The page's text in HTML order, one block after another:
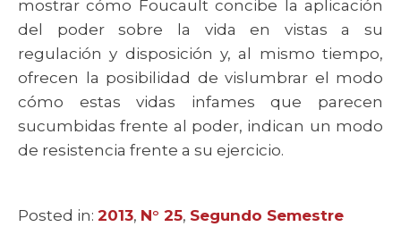
mostrar cómo Foucault concibe la aplicación
del poder sobre la vida en vistas a su
regulación y disposición y, al mismo tiempo,
ofrecen la posibilidad de vislumbrar el modo
cómo estas vidas infames que parecen
sucumbidas frente al poder, indican un modo
de resistencia frente a su ejercicio.
Posted in: Categories
2013, N° 25, Segundo Semestre